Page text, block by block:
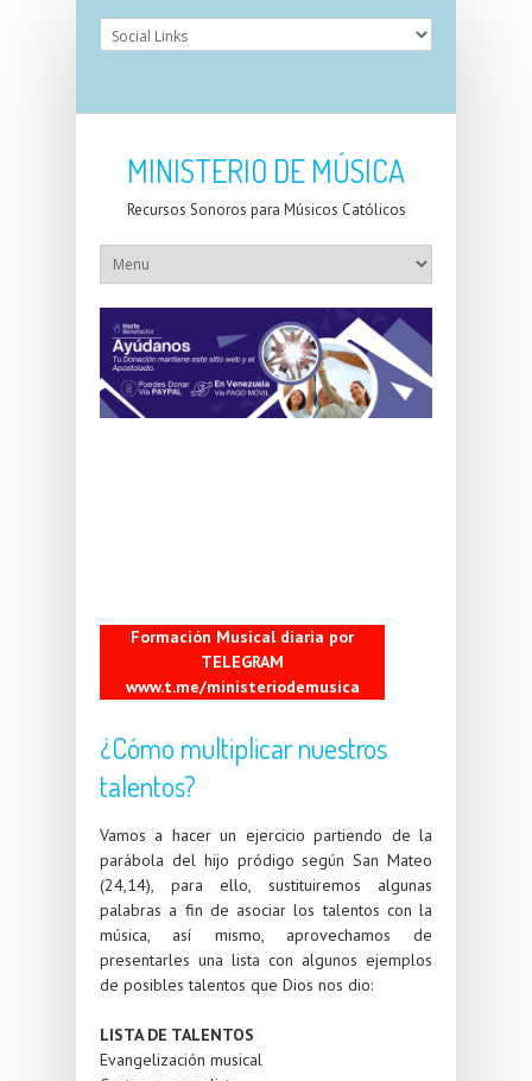
MINISTERIO DE MÚSICA
Recursos Sonoros para Músicos Católicos
Formación Musical diaria por
TELEGRAM
www.t.me/ministeriodemusica
¿Cómo multiplicar nuestros
talentos?
Vamos a hacer un ejercicio partiendo de la
parábola del hijo pródigo según San Mateo
(24,14), para ello, sustituiremos algunas
palabras a fin de asociar los talentos con la
música, así mismo, aprovechamos de
presentarles una lista con algunos ejemplos
de posibles talentos que Dios nos dio:
LISTA DE TALENTOS
Evangelización musical